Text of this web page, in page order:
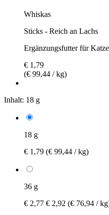
Whiskas
Sticks - Reich an Lachs
Ergänzungsfutter für
€ 1,79
(€ 99,44 / kg)
Inhalt: 18 g
18 g
€ 1,79 (€ 99,44 / kg)
36 g
€ 2,77 € 2,92 (€ 76,94 /